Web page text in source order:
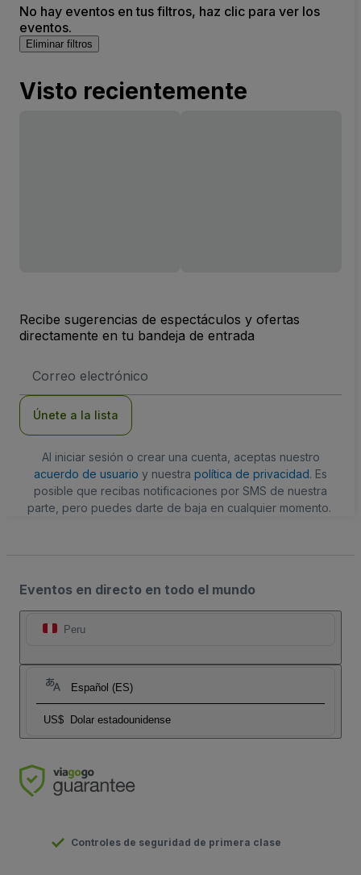
No hay eventos en tus filtros, haz clic para ver los
eventos.
Eliminar filtros
Visto recientemente
Recibe sugerencias de espectáculos y ofertas
directamente en tu bandeja de entrada
de
Únete a la lista
Al iniciar sesión o crear una cuenta, aceptas nuestro
acuerdo de usuario y nuestra política de privacidad. Es
posible que recibas notificaciones por SMS de nuestra
parte, pero puedes darte de baja en cualquier momento.
Eventos en directo en todo el mundo
Peru
Español (ES)
US$ Dolar estadounidense
Controles de seguridad de primera clase